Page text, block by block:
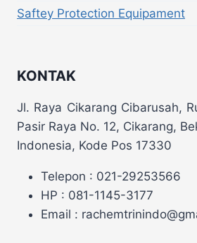
Saftey Protection Equipament
KONTAK
Jl. Raya Cikarang Cibarusah,
Pasir Raya No. 12, Cikarang,
Indonesia, Kode Pos 17330
Telepon : 021-29253566
HP : 081-1145-3177
Email :